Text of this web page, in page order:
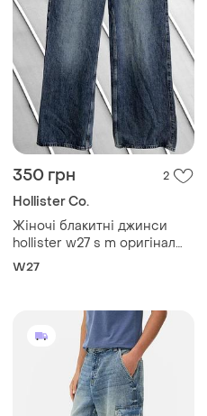
350 грн 2
Hollister Co.
Жіночі блакитні джинси
hollister w27 s m оригінал
холістер широкі джинси
W27